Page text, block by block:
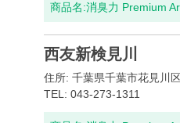
商品名:消臭力 Premium
西友新検見川
住所: 千葉県千葉市花見川
TEL: 043-273-1311